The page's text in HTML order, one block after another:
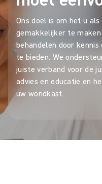
Ons doel is om het u
gemakkelijker te
behandelen door
te bieden. We
juiste verband voor de
advies en educatie en
uw wondkast.